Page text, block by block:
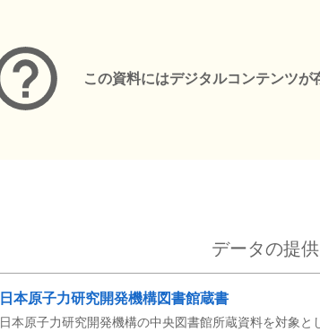
この資料にはデジタルコンテンツが
データの提
日本原子力研究開発機構図書館蔵書
日本原子力研究開発機構の中央図書館所蔵資料を対象と